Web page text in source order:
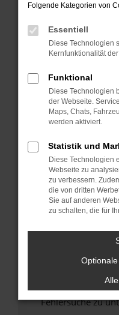
Prüfe deine
Manche
können das
verhindern.
Fenster?
Starte dein
Das kann
Probleme zu
Betriebssystem
sind.
Veraltete
Sicherheitsrisiko,
führen, dass
unterstützt werden.
Wende dich an
Wenn du alle
hast, kontaktiere
versuchen, das
uns diesen Text
Fehlersuche zu
Folgende Kategorien von
Essentiell
Diese Technologien
Kernfunktionalität
Funktional
Diese Technologien
der Webseite.
Maps, Chats,
werden aktiviert.
Statistik und
Diese Technologien
Webseite zu
zu verbessern.
die von dritten
Sie auf anderen
zu schalten, die für